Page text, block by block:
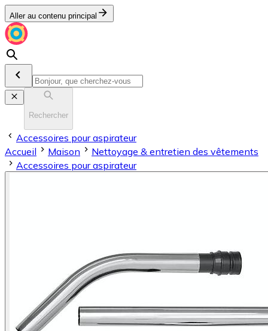
Aller au contenu principal
Rechercher
Accessoires pour aspirateur
Accueil
Maison
Nettoyage & entretien des vêtements
Accessoires pour aspirateur